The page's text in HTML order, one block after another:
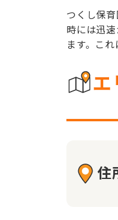
つくし保
時には迅
ます。こ
エ
住